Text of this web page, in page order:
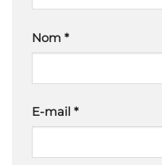
Nom *
E-mail *